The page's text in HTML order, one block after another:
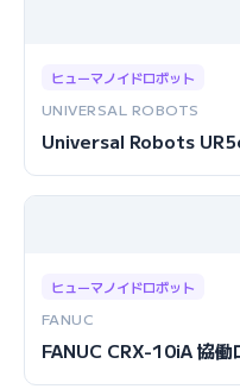
ヒューマノイドロボット
UNIVERSAL ROBOTS
Universal Robots
ヒューマノイドロボット
FANUC
FANUC CRX-10iA 協働